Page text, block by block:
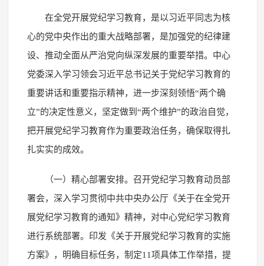
在全党开展党纪学习教育，是以习近平同志为核
心的党中央作出的重大战略部署，是加强党的纪律建
设、推动全面从严治党向纵深发展的重要举措。中心
党委深入学习领会习近平总书记关于党纪学习教育的
重要讲话和重要指示精神，进一步深刻领悟“两个确
立”的决定性意义，坚定做到“两个维护”的政治自觉，
把开展党纪学习教育作为重要政治任务，确保取得扎
扎实实的成效。
（一）精心部署安排。召开党纪学习教育动员部
署会，深入学习贯彻中共中央办公厅《关于在全党开
展党纪学习教育的通知》精神，对中心党纪学习教育
进行系统部署。印发《关于开展党纪学习教育的实施
方案》，明确目标任务，制定11项具体工作举措，提